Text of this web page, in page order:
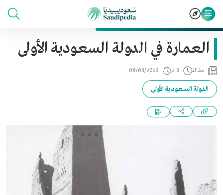
العمارة في الدولة السعودية الأولى
مقالة 3 د 08/03/2023
الدولة السعودية الأولى